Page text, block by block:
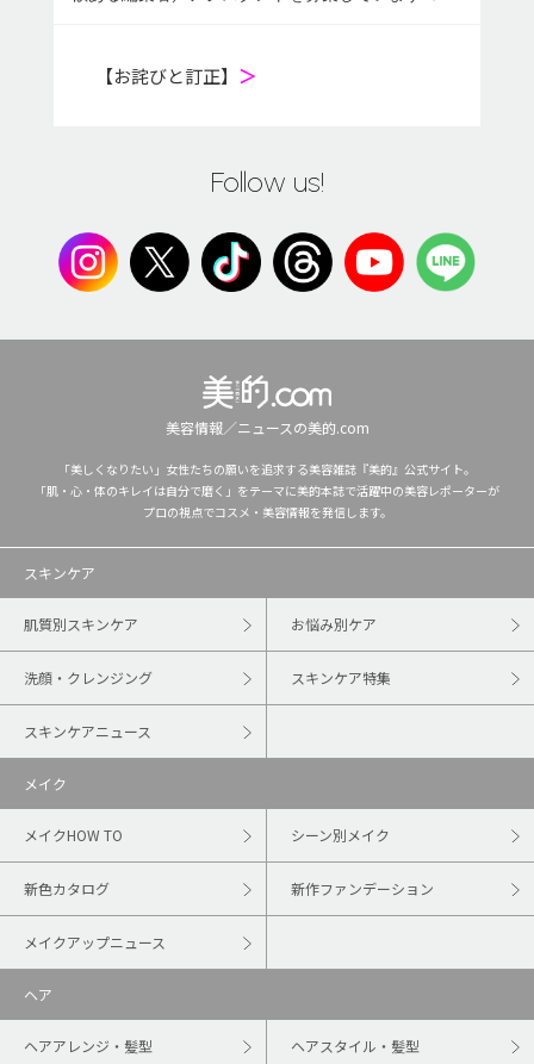
【お詫びと訂正】 ＞
Follow us!
美容情報／ニュースの美的.com
「美しくなりたい」女性たちの願いを追求する美容雑誌『美的』公式サイト。
「肌・心・体のキレイは自分で磨く」をテーマに美的本誌で活躍中の美容レポーターが
プロの視点でコスメ・美容情報を発信します。
スキンケア
肌質別スキンケア お悩み別ケア
洗顔・クレンジング スキンケア特集
スキンケアニュース
メイク
メイクHOW TO シーン別メイク
新色カタログ 新作ファンデーション
メイクアップニュース
ヘア
ヘアアレンジ・髪型 ヘアスタイル・髪型